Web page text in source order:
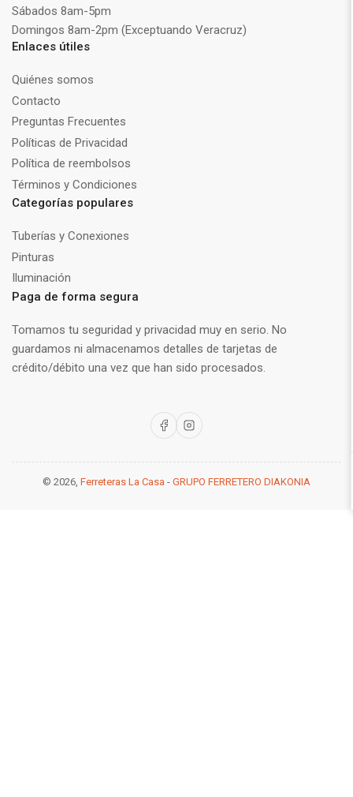
Sábados 8am-5pm
Domingos 8am-2pm (Exceptuando Veracruz)
Enlaces útiles
Quiénes somos
Contacto
Preguntas Frecuentes
Políticas de Privacidad
Política de reembolsos
Términos y Condiciones
Categorías populares
Tuberías y Conexiones
Pinturas
Iluminación
Paga de forma segura
Tomamos tu seguridad y privacidad muy en serio. No
guardamos ni almacenamos detalles de tarjetas de
crédito/débito una vez que han sido procesados.
FacebookInstagram
© 2026, Ferreteras La Casa - GRUPO FERRETERO DIAKONIA